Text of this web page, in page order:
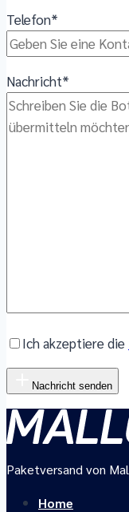
Telefon*
Nachricht*
Ich akzeptiere die
Nachricht senden
Paketversand von
Home